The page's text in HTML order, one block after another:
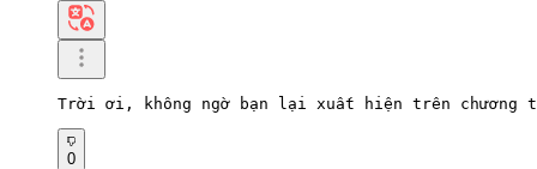
Trời ơi, không ngờ bạn lại xuất hiện trên chương
0